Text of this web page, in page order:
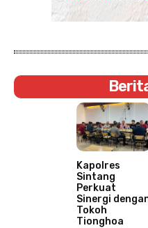
Kapolres
Sintang
Perkuat
Sinergi
Tokoh
Tionghoa